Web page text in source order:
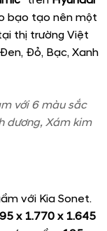
cách
trênHyundai